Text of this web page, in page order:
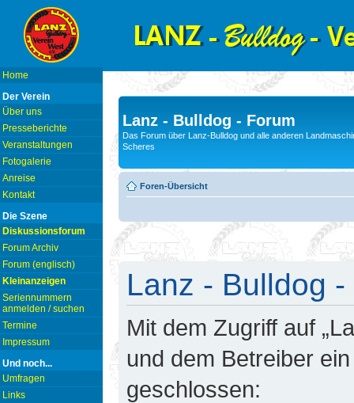
Home
Der Verein
Über uns
Presseberichte
Veranstaltungen
Fotogalerie
Anreise
Kontakt
Die Szene
Diskussionsforum
Forum Archiv
Forum (englisch)
Kleinanzeigen
Seriennummern
anmelden / suchen
Termine
Impressum
Und noch...
Umfragen
Links
Lanz - Bulldog - Forum
Das Forum über Lanz-Bulldog und alle anderen
Scheres
Foren-Übersicht
Lanz - Bulldog
Mit dem Zugriff auf
und dem Betreiber
geschlossen: